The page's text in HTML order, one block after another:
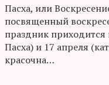
Пасха, или
посвященный
праздник приходится
Пасха) и 17 апреля
красочна…